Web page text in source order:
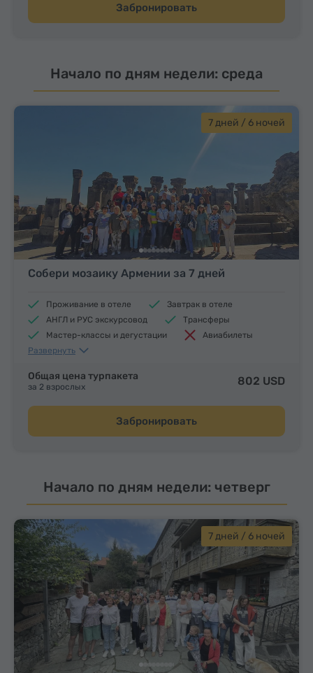
Забронировать
Начало по дням недели: среда
7 дней / 6 ночей
Собери мозаику Армении за 7 дней
Проживание в отеле
Завтрак в отеле
АНГЛ и РУС экскурсовод
Трансферы
Мастер-классы и дегустации
Авиабилеты
Обеды и ужины
Развернуть
Общая цена турпакета
за 2 взрослых 802 USD
Забронировать
Начало по дням недели: четверг
7 дней / 6 ночей